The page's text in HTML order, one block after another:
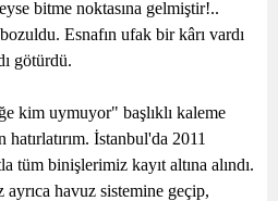
bitme noktasına gelmiştir!..
Esnafın ufak bir kârı vardı
götürdü.
kim uymuyor" başlıklı kaleme
hatırlatırım. İstanbul'da 2011
tüm binişlerimiz kayıt altına alındı.
havuz sistemine geçip,